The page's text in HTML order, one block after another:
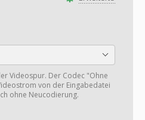
Videospur. Der Codec "Ohne
von der Eingabedatei
ohne Neucodierung.